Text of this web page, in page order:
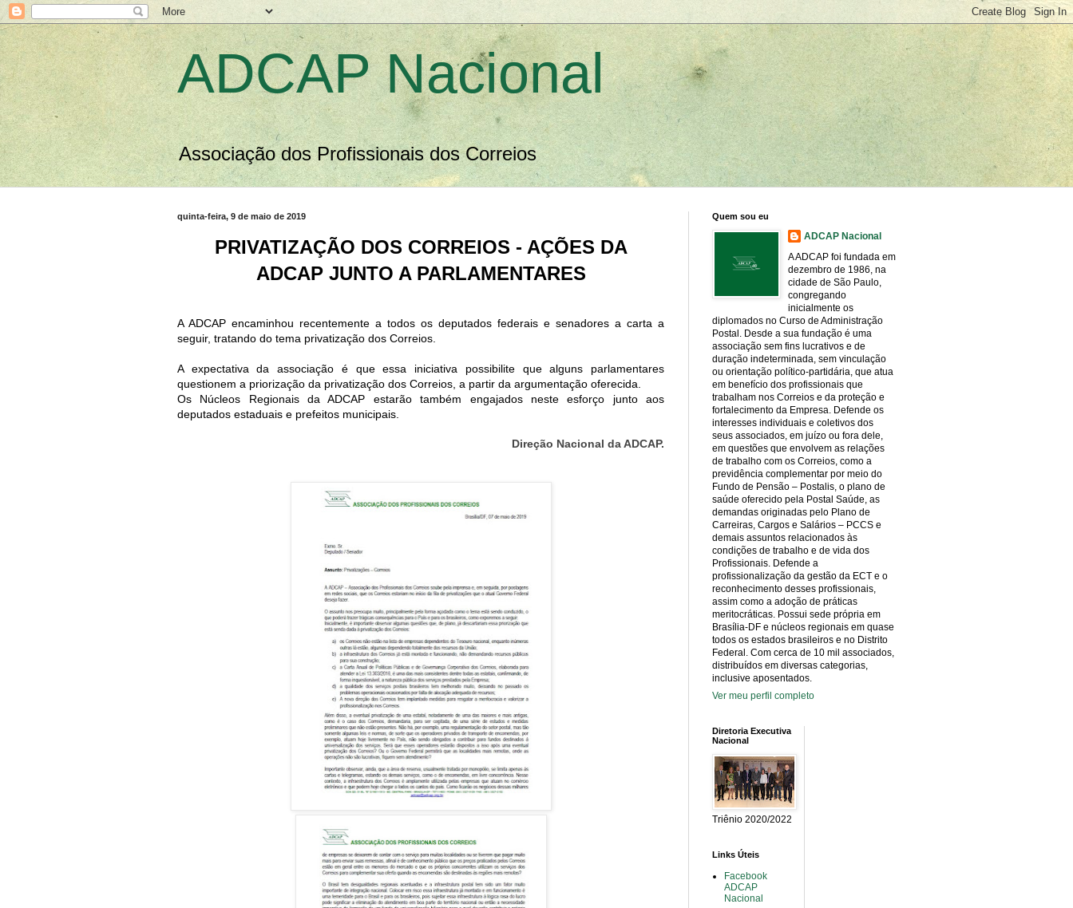
ADCAP Nacional
Associação dos Profissionais dos Correios
quinta-feira, 9 de maio de 2019
PRIVATIZAÇÃO DOS CORREIOS - AÇÕES DA
ADCAP JUNTO A PARLAMENTARES
A ADCAP encaminhou recentemente a todos os deputados federais e senadores a carta a
seguir, tratando do tema privatização dos Correios.
A expectativa da associação é que essa iniciativa possibilite que alguns parlamentares
questionem a priorização da privatização dos Correios, a partir da argumentação oferecida.
Os Núcleos Regionais da ADCAP estarão também engajados neste esforço junto aos
deputados estaduais e prefeitos municipais.
Direção Nacional da ADCAP.
Quem sou eu
ADCAP Nacional
A ADCAP foi fundada em
dezembro de 1986, na
cidade de São Paulo,
congregando
inicialmente os
diplomados no Curso de Administração
Postal. Desde a sua fundação é uma
associação sem fins lucrativos e de
duração indeterminada, sem vinculação
ou orientação político-partidária, que atua
em benefício dos profissionais que
trabalham nos Correios e da proteção e
fortalecimento da Empresa. Defende os
interesses individuais e coletivos dos
seus associados, em juízo ou fora dele,
em questões que envolvem as relações
de trabalho com os Correios, como a
previdência complementar por meio do
Fundo de Pensão – Postalis, o plano de
saúde oferecido pela Postal Saúde, as
demandas originadas pelo Plano de
Carreiras, Cargos e Salários – PCCS e
demais assuntos relacionados às
condições de trabalho e de vida dos
Profissionais. Defende a
profissionalização da gestão da ECT e o
reconhecimento desses profissionais,
assim como a adoção de práticas
meritocráticas. Possui sede própria em
Brasília-DF e núcleos regionais em quase
todos os estados brasileiros e no Distrito
Federal. Com cerca de 10 mil associados,
distribuídos em diversas categorias,
inclusive aposentados.
Ver meu perfil completo
Diretoria Executiva
Nacional
Triênio 2020/2022
Links Úteis
Facebook
ADCAP
Nacional